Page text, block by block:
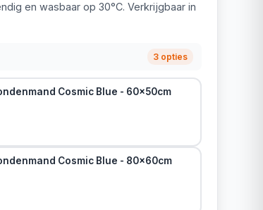
en wasbaar op 30°C. Verkrijgbaar in
3 opties
Cosmic Blue - 60x50cm
Cosmic Blue - 80x60cm